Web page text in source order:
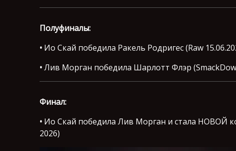
Полуфиналы:
• Ио Скай победила Ракель Родригес (Raw
•Лив Морган победила Шарлотт Флэр
Финал:
• Ио Скай победила Лив Морган и стала НОВОЙ
2026)